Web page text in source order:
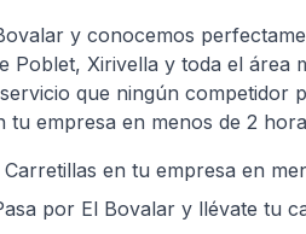
y conocemos
Poblet, Xirivella y toda el área
que ningún competidor
tu empresa en menos de 2
Carretillas en tu empresa en
por El Bovalar y llévate tu